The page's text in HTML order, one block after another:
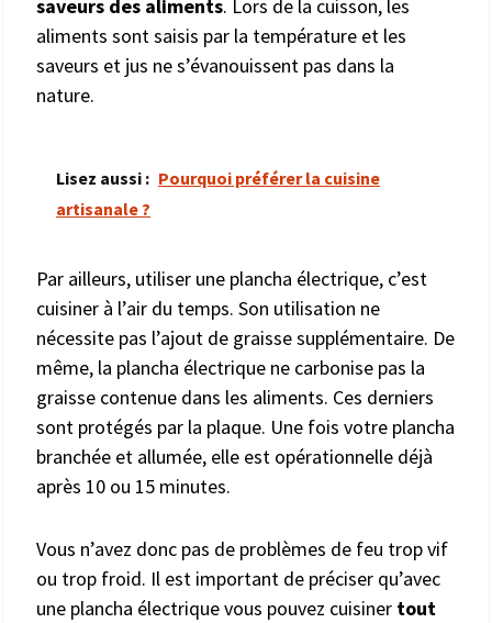
saveurs des aliments. Lors de la cuisson, les
aliments sont saisis par la température et les
saveurs et jus ne s’évanouissent pas dans la
nature.
Lisez aussi : Pourquoi préférer la cuisine
artisanale ?
Par ailleurs, utiliser une plancha électrique, c’est
cuisiner à l’air du temps. Son utilisation ne
nécessite pas l’ajout de graisse supplémentaire. De
même, la plancha électrique ne carbonise pas la
graisse contenue dans les aliments. Ces derniers
sont protégés par la plaque. Une fois votre plancha
branchée et allumée, elle est opérationnelle déjà
après 10 ou 15 minutes.
Vous n’avez donc pas de problèmes de feu trop vif
ou trop froid. Il est important de préciser qu’avec
une plancha électrique vous pouvez cuisiner tout